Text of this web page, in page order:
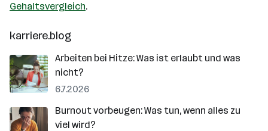
Gehaltsvergleich.
karriere.blog
Arbeiten bei Hitze: Was ist erlaubt und was
nicht?
6.7.2026
Burnout vorbeugen: Was tun, wenn alles zu
viel wird?